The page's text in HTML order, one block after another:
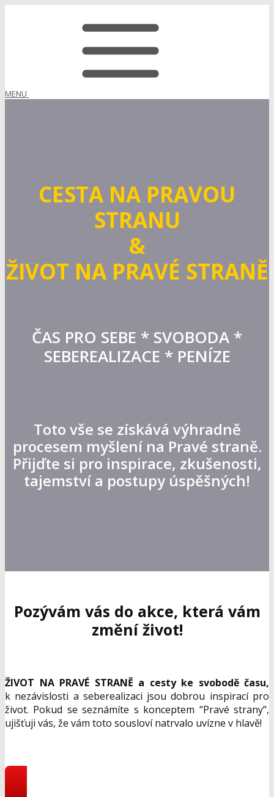
MENU
CESTA NA PRAVOU
STRANU
&
ŽIVOT NA PRAVÉ STRANĚ
ČAS PRO SEBE * SVOBODA *
SEBEREALIZACE * PENÍZE
Toto vše se získává výhradně
procesem myšlení na Pravé straně.
Přijďte si pro inspirace, zkušenosti,
tajemství a postupy úspěšných!
Pozývám vás do akce, která vám
změní život!
ŽIVOT NA PRAVÉ STRANĚ a cesty ke svobodě času,
k nezávislosti a seberealizaci jsou dobrou inspirací pro
život. Pokud se seznámíte s konceptem “Pravé strany”,
ujišťuji vás, že vám toto sousloví natrvalo uvízne v hlavě!